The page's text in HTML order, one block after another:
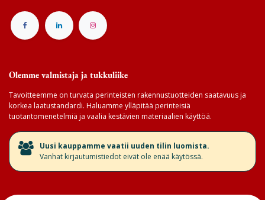
Olemme valmistaja ja tukkuliike
Tavoitteemme on turvata perinteisten rakennustuotteiden saatavuus ja
korkea laatustandardi. Haluamme ylläpitää perinteisiä
tuotantomenetelmiä ja vaalia kestävien materiaalien käyttöä.
​Uusi kauppamme vaatii uuden tilin luomista.
Vanhat kirjautumistiedot eivät ole enää käytössä.